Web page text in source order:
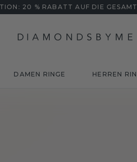
20 % RABATT AUF DIE
DAMEN RINGE HERREN